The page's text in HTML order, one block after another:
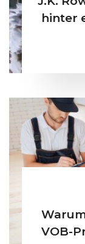
hinter
VOB-